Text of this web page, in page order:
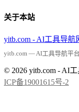
关于本站
yitb.com - AI工具导
yitb.com — AI工具导航平台
© 2026 yitb.com - AI
ICP备19001615号-2